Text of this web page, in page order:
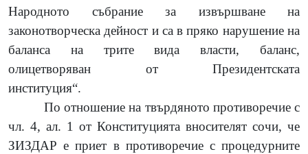
Народното събрание за извършване на
законотворческа дейност и са в пряко нарушение на
баланса на трите вида власти, баланс,
олицетворяван от Президентската
институция“.
По отношение на твърдяното противоречие с
чл. 4, ал. 1 от Конституцията вносителят сочи, че
ЗИЗДАР е приет в противоречие с процедурните